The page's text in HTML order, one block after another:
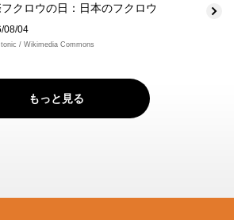
クロウの日：日本のフクロウ
08/04
/ Wikimedia Commons
もっと見る